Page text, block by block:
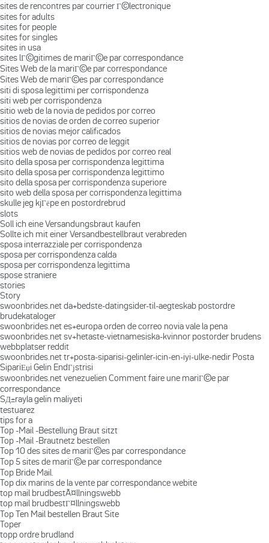
sites de rencontres par courrier Г©lectronique
sites for adults
sites for people
sites for singles
sites in usa
sites lГ©gitimes de mariГ©e par correspondance
Sites Web de la mariГ©e par correspondance
Sites Web de mariГ©es par correspondance
siti di sposa legittimi per corrispondenza
siti web per corrispondenza
sitio web de la novia de pedidos por correo
sitios de novias de orden de correo superior
sitios de novias mejor calificados
sitios de novias por correo de leggit
sitios web de novias de pedidos por correo real
sito della sposa per corrispondenza legittima
sito della sposa per corrispondenza legittimo
sito della sposa per corrispondenza superiore
sito web della sposa per corrispondenza legittima
skulle jeg kjГёpe en postordrebrud
slots
Soll ich eine Versandungsbraut kaufen
Sollte ich mit einer Versandbestellbraut verabreden
sposa interrazziale per corrispondenza
sposa per corrispondenza calda
sposa per corrispondenza legittima
spose straniere
stories
Story
swoonbrides.net da+bedste-datingsider-til-aegteskab postordre
brudekataloger
swoonbrides.net es+europa orden de correo novia vale la pena
swoonbrides.net sv+hetaste-vietnamesiska-kvinnor postorder brudens
webbplatser reddit
swoonbrides.net tr+posta-siparisi-gelinler-icin-en-iyi-ulke-nedir Posta
SipariЕџi Gelin EndГјstrisi
swoonbrides.net venezuelien Comment faire une mariГ©e par
correspondance
SД±rayla gelin maliyeti
testuarez
tips for a
Top -Mail -Bestellung Braut sitzt
Top -Mail -Brautnetz bestellen
Top 10 des sites de mariГ©es par correspondance
Top 5 sites de mariГ©e par correspondance
Top Bride Mail.
Top dix marins de la vente par correspondance webite
top mail brudbestÃ¤llningswebb
top mail brudbestГ¤llningswebb
Top Ten Mail bestellen Braut Site
Toper
topp ordre brudland